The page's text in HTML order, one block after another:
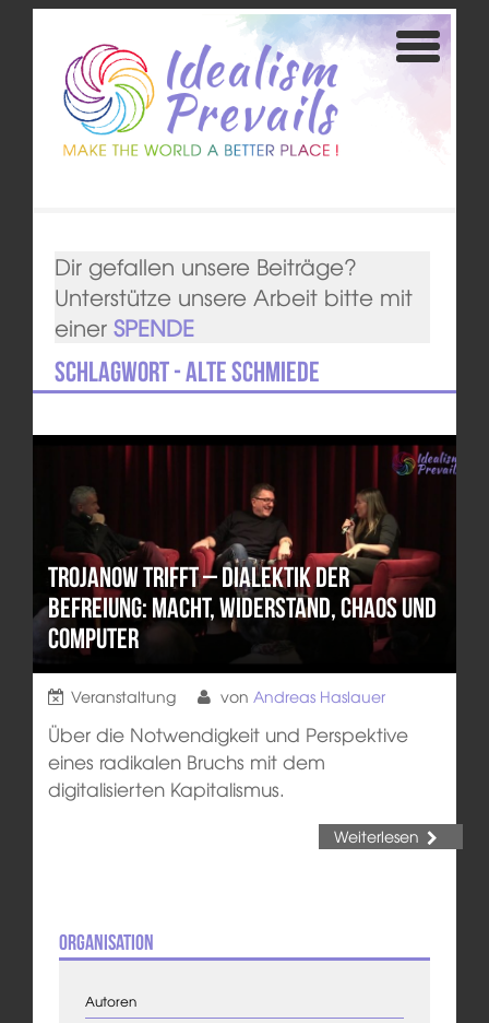
Dir gefallen unsere Beiträge?
Unterstütze unsere Arbeit bitte mit
einer SPENDE
Schlagwort - Alte Schmiede
Trojanow trifft – Dialektik der
Befreiung: Macht, Widerstand, Chaos und
Computer
Veranstaltung von Andreas Haslauer
Über die Notwendigkeit und Perspektive
eines radikalen Bruchs mit dem
digitalisierten Kapitalismus.
Weiterlesen
Organisation
Autoren